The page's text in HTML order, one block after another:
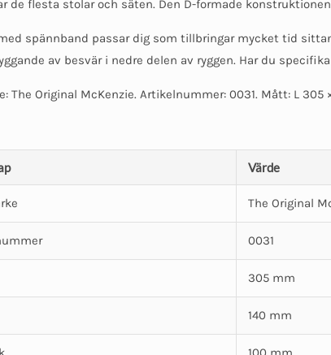
de flesta stolar och säten. Den D-formade
spännband passar dig som tillbringar mycket tid
av besvär i nedre delen av ryggen. Har du
The Original McKenzie. Artikelnummer: 0031. Mått: L
Värde
The Original
0031
305 mm
140 mm